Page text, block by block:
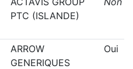
PTC (ISLANDE)
ARROW
GENERIQUES
Oui